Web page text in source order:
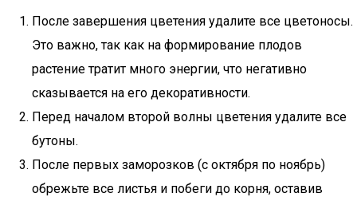
После завершения цветения удалите все цветоносы.
Это важно, так как на формирование плодов
растение тратит много энергии, что негативно
сказывается на его декоративности.
Перед началом второй волны цветения удалите все
бутоны.
После первых заморозков (с октября по ноябрь)
обрежьте все листья и побеги до корня, оставив